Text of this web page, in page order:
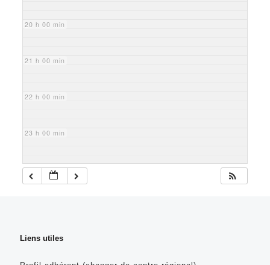
20 h 00 min
21 h 00 min
22 h 00 min
23 h 00 min
Liens utiles